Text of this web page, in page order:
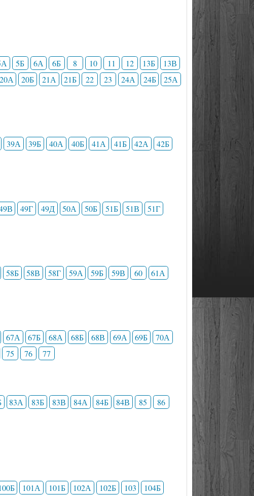
5Б 6А 6Б 8 10 11 12 13Б
13В
20А 20Б 21А 21Б 22 23 24А 24Б
25А
39А 39Б 40А 40Б 41А 41Б 42А
42Б
49Г 49Д 50А 50Б 51Б 51В
51Г
58Б 58В 58Г 59А 59Б 59В 60
61А
67А 67Б 68А 68Б 68В 69А 69Б
70А
75 76 77
83А 83Б 83В 84А 84Б 84В 85
86
101А 101Б 102А 102Б 103
104Б